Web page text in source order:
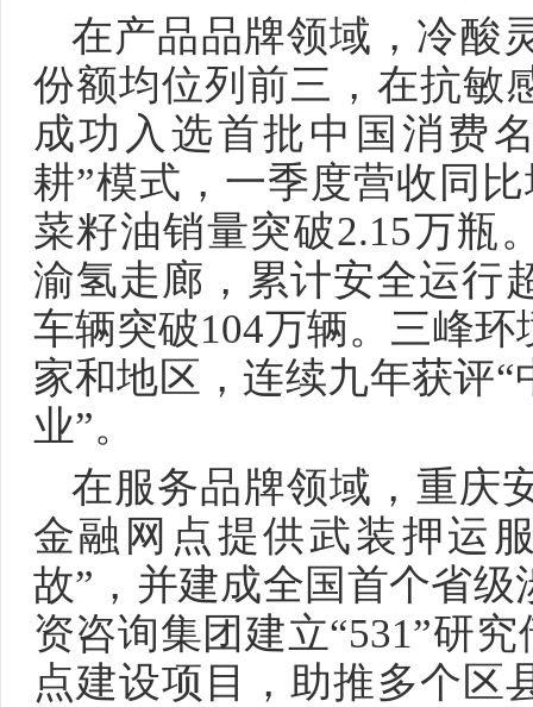
在产品品牌领域，冷酸
份额均位列前三，在抗敏
成功入选首批中国消费
耕”模式，一季度营收同
菜籽油销量突破2.15万瓶
渝氢走廊，累计安全运行
车辆突破104万辆。三峰
家和地区，连续九年获评
业”。
在服务品牌领域，重庆
金融网点提供武装押运
故”，并建成全国首个省
资咨询集团建立“531”研
点建设项目，助推多个区